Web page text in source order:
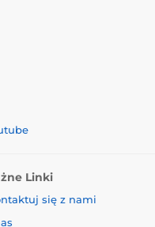
Linki
się z nami